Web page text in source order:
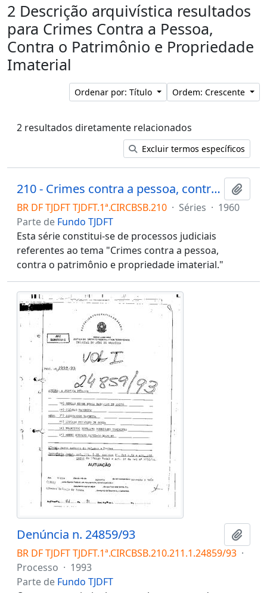
2 Descrição arquivística resultados
para Crimes Contra a Pessoa,
Contra o Patrimônio e Propriedade
Imaterial
Ordenar por: Título Ordem: Crescente
2 resultados diretamente relacionados
Excluir termos específicos
210 - Crimes contra a pessoa, contra o patrimônio e propriedade imaterial
BR DF TJDFT TJDFT.1ª.CIRCBSB.210 · Séries · 1960
Parte de Fundo TJDFT
Esta série constitui-se de processos judiciais
referentes ao tema "Crimes contra a pessoa,
contra o patrimônio e propriedade imaterial."
Denúncia n. 24859/93
BR DF TJDFT TJDFT.1ª.CIRCBSB.210.211.1.24859/93 ·
Processo · 1993
Parte de Fundo TJDFT